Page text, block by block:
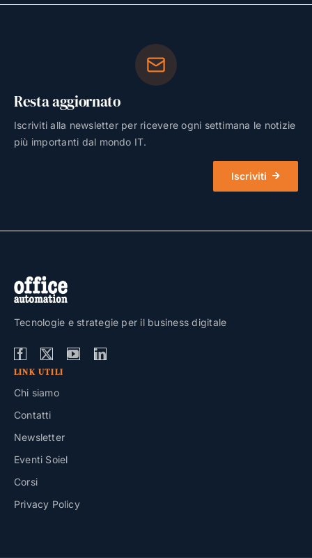
Resta aggiornato
Iscriviti alla newsletter per ricevere ogni settimana le notizie
più importanti dal mondo IT.
Iscriviti
Tecnologie e strategie per il business digitale
LINK UTILI
Chi siamo
Contatti
Newsletter
Eventi Soiel
Corsi
Privacy Policy